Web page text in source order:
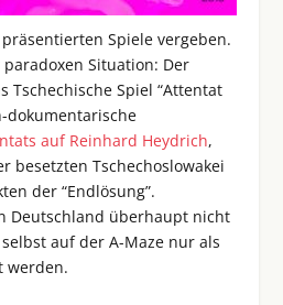
Spiele vergeben.
Situation: Der
Tschechische Spiel “Attentat
dokumentarische
auf Reinhard Heydrich,
besetzten Tschechoslowakei
der “Endlösung”.
Deutschland überhaupt nicht
auf der A-Maze nur als
werden.